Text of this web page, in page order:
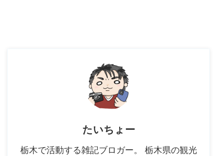
たいちょー
栃木で活動する雑記ブロガー。 栃木県の観光